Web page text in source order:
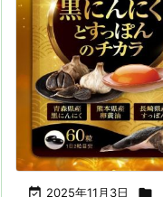
 2025年11月3日 